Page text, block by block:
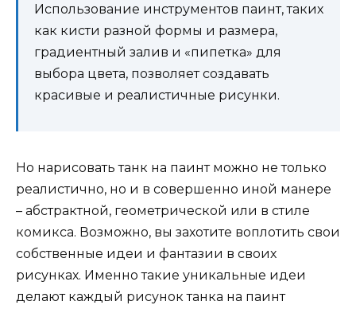
Использование инструментов паинт, таких
как кисти разной формы и размера,
градиентный залив и «пипетка» для
выбора цвета, позволяет создавать
красивые и реалистичные рисунки.
Но нарисовать танк на паинт можно не только
реалистично, но и в совершенно иной манере
– абстрактной, геометрической или в стиле
комикса. Возможно, вы захотите воплотить свои
собственные идеи и фантазии в своих
рисунках. Именно такие уникальные идеи
делают каждый рисунок танка на паинт